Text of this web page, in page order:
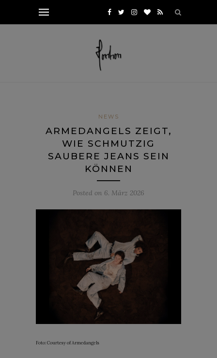
NEWS
ARMEDANGELS ZEIGT,
WIE SCHMUTZIG
SAUBERE JEANS SEIN
KÖNNEN
Posted on 6. März 2026
Foto: Courtesy of Armedangels